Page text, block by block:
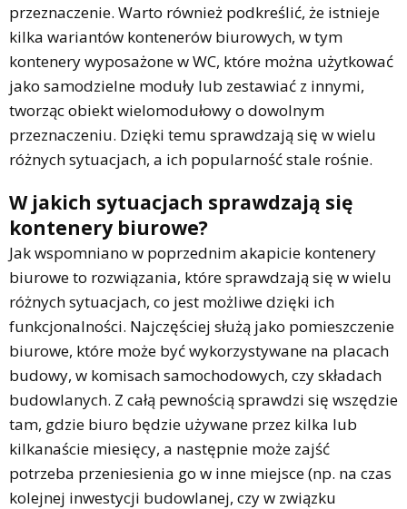
przeznaczenie. Warto również podkreślić, że istnieje
kilka wariantów kontenerów biurowych, w tym
kontenery wyposażone w WC, które można użytkować
jako samodzielne moduły lub zestawiać z innymi,
tworząc obiekt wielomodułowy o dowolnym
przeznaczeniu. Dzięki temu sprawdzają się w wielu
różnych sytuacjach, a ich popularność stale rośnie.
W jakich sytuacjach sprawdzają się
kontenery biurowe?
Jak wspomniano w poprzednim akapicie kontenery
biurowe to rozwiązania, które sprawdzają się w wielu
różnych sytuacjach, co jest możliwe dzięki ich
funkcjonalności. Najczęściej służą jako pomieszczenie
biurowe, które może być wykorzystywane na placach
budowy, w komisach samochodowych, czy składach
budowlanych. Z całą pewnością sprawdzi się wszędzie
tam, gdzie biuro będzie używane przez kilka lub
kilkanaście miesięcy, a następnie może zajść
potrzeba przeniesienia go w inne miejsce (np. na czas
kolejnej inwestycji budowlanej, czy w związku